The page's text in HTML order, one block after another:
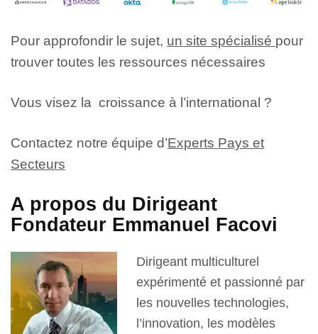
Pour approfondir le sujet, un site spécialisé pour
trouver toutes les ressources nécessaires
Vous visez la croissance à l’international ?
Contactez notre équipe d’Experts Pays et
Secteurs
A propos du Dirigeant
Fondateur Emmanuel Facovi
Dirigeant multiculturel
expérimenté et passionné par
les nouvelles technologies,
l’innovation, les modèles